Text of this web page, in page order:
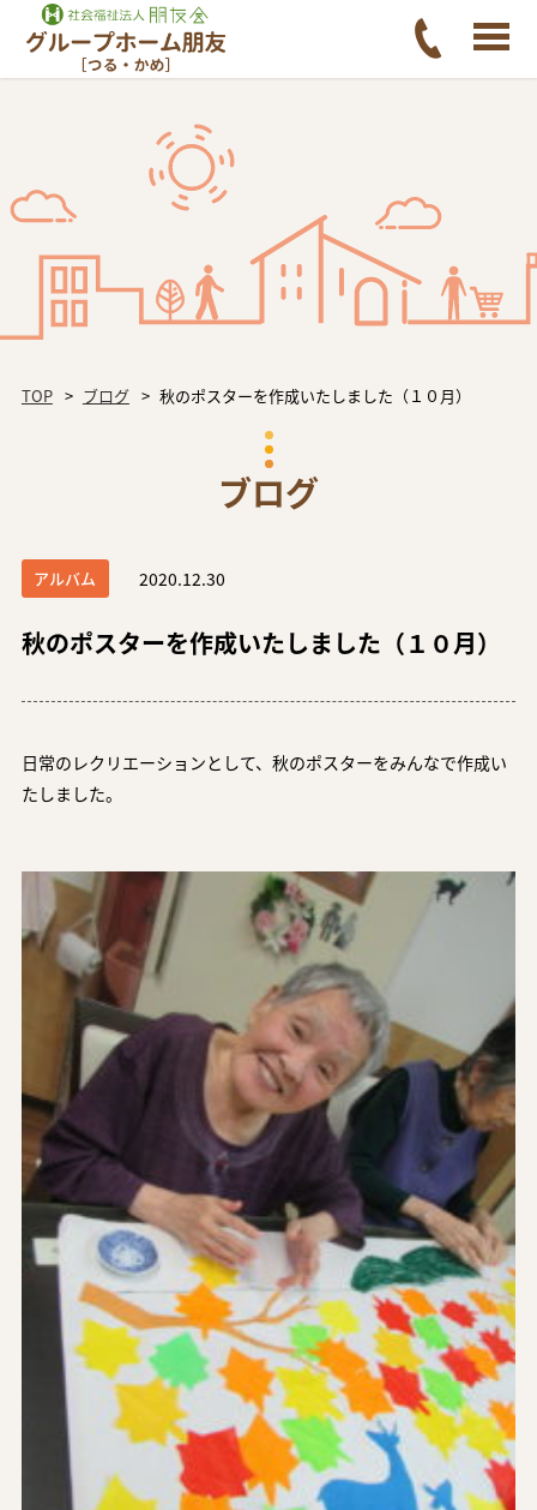
TOP ブログ 秋のポスターを作成いたしました（１０月）
ブログ
アルバム 2020.12.30
秋のポスターを作成いたしました（１０月）
日常のレクリエーションとして、秋のポスターをみんなで作成い
たしました。